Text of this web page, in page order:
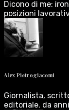
Dicono di me:
posizioni
Alex Pietrogiacomi
Giornalista,
editoriale, da